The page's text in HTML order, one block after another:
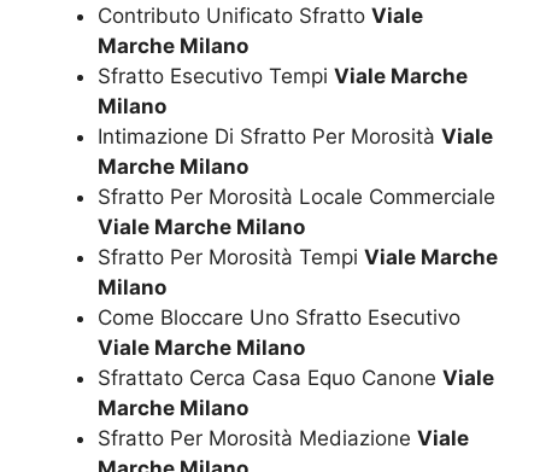
Contributo Unificato Sfratto Viale
Marche Milano
Sfratto Esecutivo Tempi Viale Marche
Milano
Intimazione Di Sfratto Per Morosità Viale
Marche Milano
Sfratto Per Morosità Locale Commerciale
Viale Marche Milano
Sfratto Per Morosità Tempi Viale Marche
Milano
Come Bloccare Uno Sfratto Esecutivo
Viale Marche Milano
Sfrattato Cerca Casa Equo Canone Viale
Marche Milano
Sfratto Per Morosità Mediazione Viale